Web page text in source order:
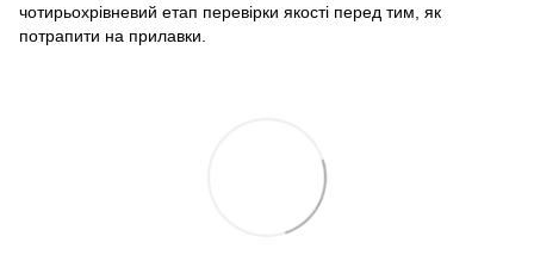
чотирьохрівневий етап перевірки якості перед тим, як
потрапити на прилавки.